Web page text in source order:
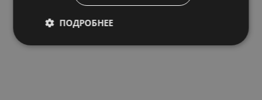
ПОДРОБНЕЕ